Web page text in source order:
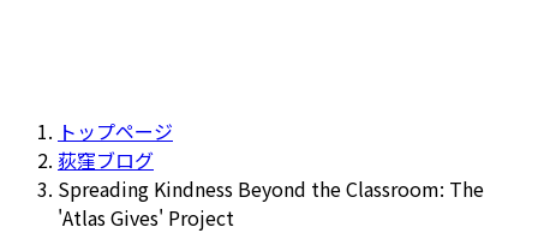
トップページ
荻窪ブログ
Spreading Kindness Beyond the Classroom: The
'Atlas Gives' Project